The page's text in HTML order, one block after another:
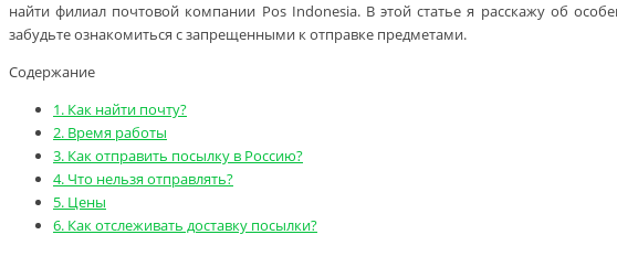
найти филиал почтовой компании Pos Indonesia. В этой статье я расскажу об
забудьте ознакомиться с запрещенными к отправке предметами.
Содержание
1. Как найти почту?
2. Время работы
3. Как отправить посылку в Россию?
4. Что нельзя отправлять?
5. Цены
6. Как отслеживать доставку посылки?